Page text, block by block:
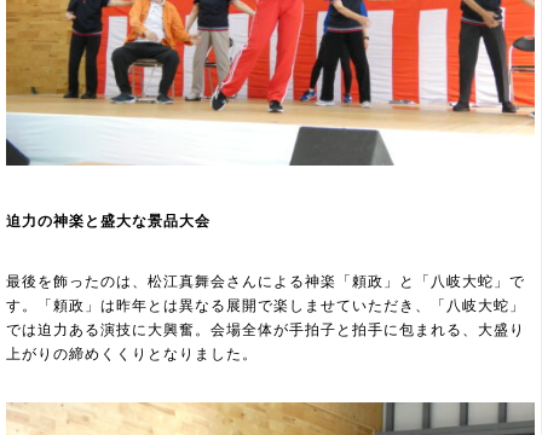
迫力の神楽と盛大な景品大会
最後を飾ったのは、松江真舞会さんによる神楽「頼政」と「八岐大蛇」で
す。「頼政」は昨年とは異なる展開で楽しませていただき、「八岐大蛇」
では迫力ある演技に大興奮。会場全体が手拍子と拍手に包まれる、大盛り
上がりの締めくくりとなりました。